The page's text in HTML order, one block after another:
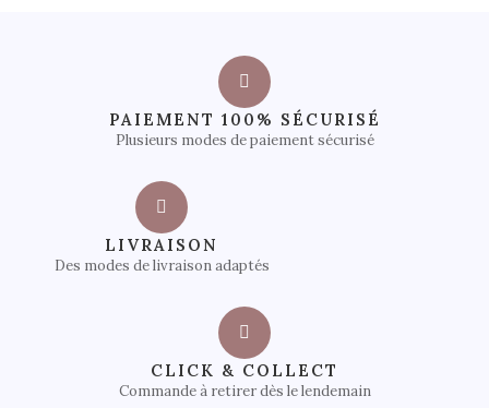
PAIEMENT 100% SÉCURISÉ
Plusieurs modes de paiement sécurisé
LIVRAISON
Des modes de livraison adaptés
CLICK & COLLECT
Commande à retirer dès le lendemain